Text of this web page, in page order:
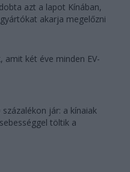
azt a lapot Kínában,
akarja megelőzni
amit két éve minden EV-
jár: a kínaiak
töltik a